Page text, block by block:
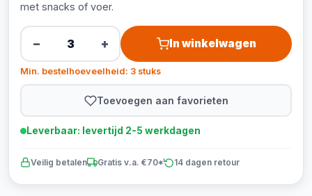
met snacks of voer.
− + In winkelwagen
Min. bestelhoeveelheid: 3 stuks
Toevoegen aan favorieten
Leverbaar: levertijd 2-5 werkdagen
Veilig betalen Gratis v.a. €70* 14 dagen retour